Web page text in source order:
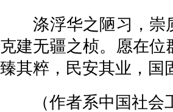
涤浮华之陋习，崇质
克建无疆之桢。愿在
臻其粹，民安其业，国
（作者系中国社会